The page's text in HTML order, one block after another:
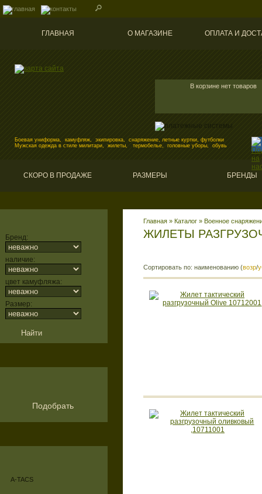
ГЛАВНАЯ О МАГАЗИНЕ ОПЛАТА И
В корзине нет товаров
Боевая униформа, камуфляж, экипировка, снаряжение, летные куртки, футболки
Мужская одежда в стиле милитари, жилеты, термобелье, головные уборы, обувь
СКОРО В ПРОДАЖЕ РАЗМЕРЫ БРЕНДЫ
Бренд:
наличие:
цвет камуфляжа:
Размер:
Подобрать
A-TACS
ЖИЛЕТЫ
Главная » Каталог » Военное
Сортировать по: наименованию (возр/